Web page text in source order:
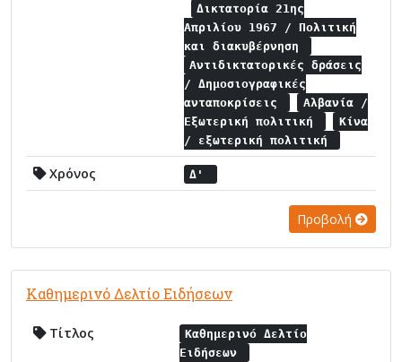
Δικτατορία 21ης
Απριλίου 1967 / Πολιτική
και διακυβέρνηση
Αντιδικτατορικές δράσεις
/ Δημοσιογραφικές
ανταποκρίσεις
Αλβανία /
Εξωτερική πολιτική
Κίνα
/ εξωτερική πολιτική
Χρόνος Δ'
Προβολή
Καθημερινό Δελτίο Ειδήσεων
Τίτλος
Καθημερινό Δελτίο
Ειδήσεων